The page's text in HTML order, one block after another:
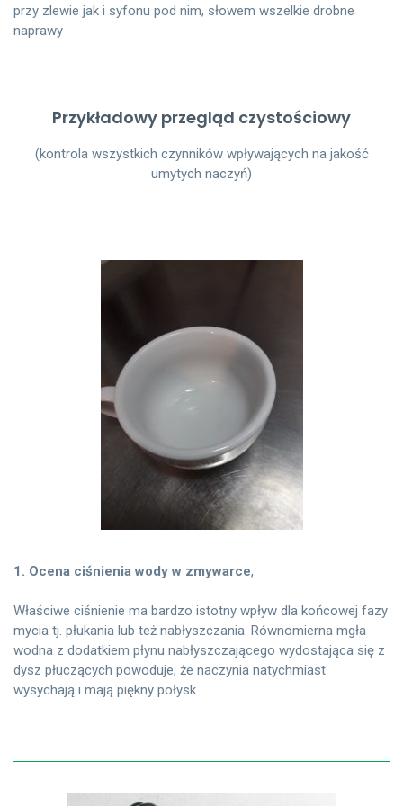
przy zlewie jak i syfonu pod nim, słowem wszelkie drobne
naprawy
Przykładowy przegląd czystościowy
(kontrola wszystkich czynników wpływających na jakość
umytych naczyń)
1. Ocena ciśnienia wody w zmywarce,
Właściwe ciśnienie ma bardzo istotny wpływ dla końcowej fazy
mycia tj. płukania lub też nabłyszczania. Równomierna mgła
wodna z dodatkiem płynu nabłyszczającego wydostająca się z
dysz płuczących powoduje, że naczynia natychmiast
wysychają i mają piękny połysk